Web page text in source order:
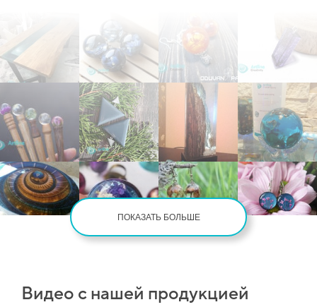
ПОКАЗАТЬ БОЛЬШЕ
Видео с нашей продукцией